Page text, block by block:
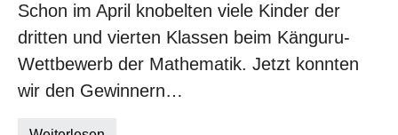
Schon im April knobelten viele Kinder der
dritten und vierten Klassen beim Känguru-
Wettbewerb der Mathematik. Jetzt konnten
wir den Gewinnern…